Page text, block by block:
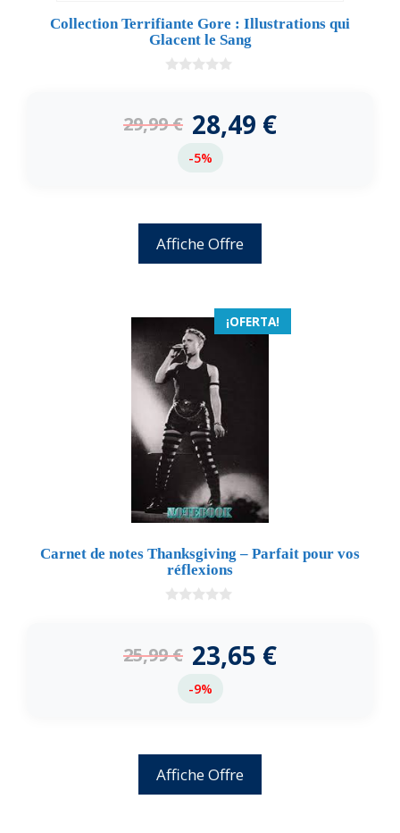
Collection Terrifiante Gore : Illustrations qui
Glacent le Sang
5
29,99€ 28,49 €
-5%
Affiche Offre
¡OFERTA!
Carnet de notes Thanksgiving – Parfait pour vos
réflexions
5
25,99€ 23,65 €
-9%
Affiche Offre